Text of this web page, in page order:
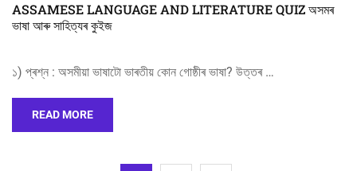
ASSAMESE LANGUAGE AND LITERATURE QUIZ অসমৰ
ভাষা আৰু সাহিত্যৰ কুইজ
১) প্ৰশ্ন : অসমীয়া ভাষাটো ভাৰতীয় কোন গোষ্ঠীৰ ভাষা? উত্তৰ …
READ MORE